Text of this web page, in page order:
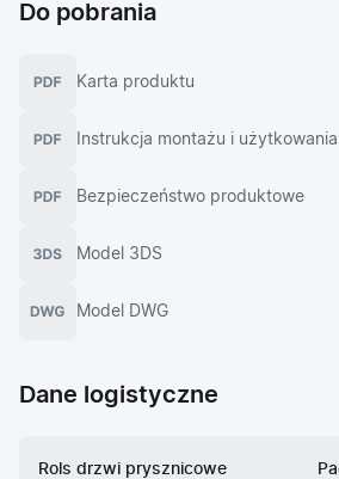
Do pobrania
Karta produktu
Instrukcja montażu i użytkowania
Bezpieczeństwo produktowe
Model 3DS
Model DWG
Dane logistyczne
Rols drzwi prysznicowe